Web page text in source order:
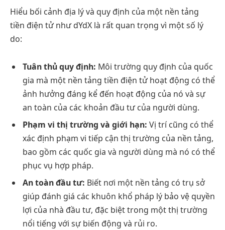
Hiểu bối cảnh địa lý và quy định của một nền tảng
tiền điện tử như dYdX là rất quan trọng vì một số lý
do:
Tuân thủ quy định: Môi trường quy định của quốc
gia mà một nền tảng tiền điện tử hoạt động có thể
ảnh hưởng đáng kể đến hoạt động của nó và sự
an toàn của các khoản đầu tư của người dùng.
Phạm vi thị trường và giới hạn: Vị trí cũng có thể
xác định phạm vi tiếp cận thị trường của nền tảng,
bao gồm các quốc gia và người dùng mà nó có thể
phục vụ hợp pháp.
An toàn đầu tư: Biết nơi một nền tảng có trụ sở
giúp đánh giá các khuôn khổ pháp lý bảo vệ quyền
lợi của nhà đầu tư, đặc biệt trong một thị trường
nổi tiếng với sự biến động và rủi ro.